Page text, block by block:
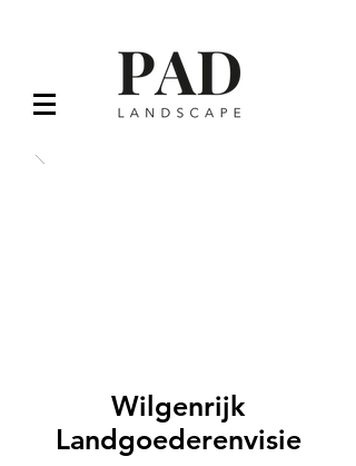
Wilgenrijk
Landgoederenvisie